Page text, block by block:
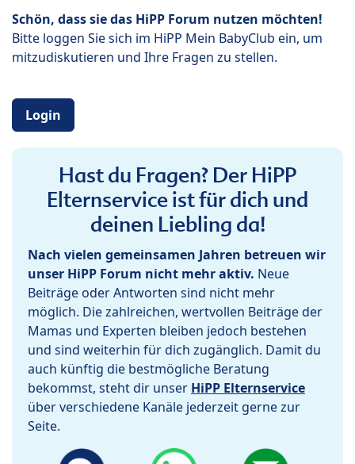
Schön, dass sie das HiPP Forum nutzen möchten!
Bitte loggen Sie sich im HiPP Mein BabyClub ein, um
mitzudiskutieren und Ihre Fragen zu stellen.
Login
Hast du Fragen? Der HiPP
Elternservice ist für dich und
deinen Liebling da!
Nach vielen gemeinsamen Jahren betreuen wir
unser HiPP Forum nicht mehr aktiv. Neue
Beiträge oder Antworten sind nicht mehr
möglich. Die zahlreichen, wertvollen Beiträge der
Mamas und Experten bleiben jedoch bestehen
und sind weiterhin für dich zugänglich. Damit du
auch künftig die bestmögliche Beratung
bekommst, steht dir unser HiPP Elternservice
über verschiedene Kanäle jederzeit gerne zur
Seite.